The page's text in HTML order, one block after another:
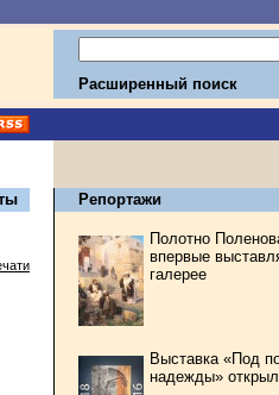
Расширенный поиск
Репортажи
Полотно
впервые
галерее
Выставка «Под
надежды»